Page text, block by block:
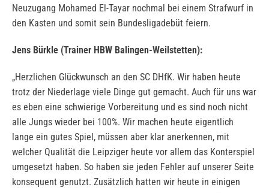
Neuzugang Mohamed El-Tayar nochmal bei einem Strafwurf in
den Kasten und somit sein Bundesligadebüt feiern.
Jens Bürkle (Trainer HBW Balingen-Weilstetten):
„Herzlichen Glückwunsch an den SC DHfK. Wir haben heute
trotz der Niederlage viele Dinge gut gemacht. Auch für uns war
es eben eine schwierige Vorbereitung und es sind noch nicht
alle Jungs wieder bei 100%. Wir machen heute eigentlich
lange ein gutes Spiel, müssen aber klar anerkennen, mit
welcher Qualität die Leipziger heute vor allem das Konterspiel
umgesetzt haben. So haben sie jeden Fehler auf unserer Seite
konsequent genutzt. Zusätzlich hatten wir heute in einigen